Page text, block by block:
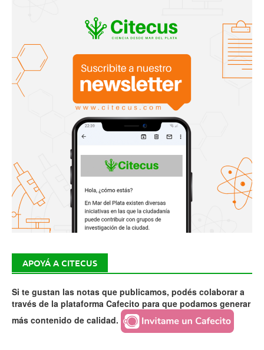
APOYÁ A CITECUS
Si te gustan las notas que publicamos, podés colaborar a
través de la plataforma Cafecito para que podamos generar
más contenido de calidad.